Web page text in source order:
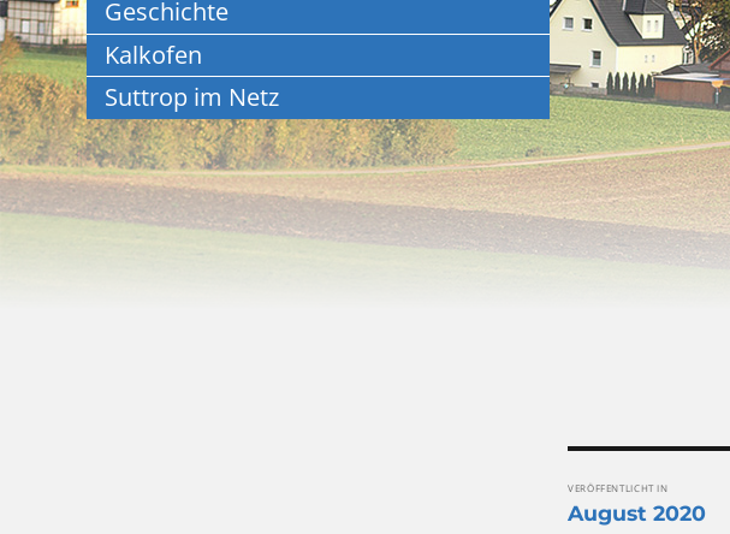
Geschichte
Kalkofen
Suttrop im Netz
VERÖFFENTLICHT IN
August 2020